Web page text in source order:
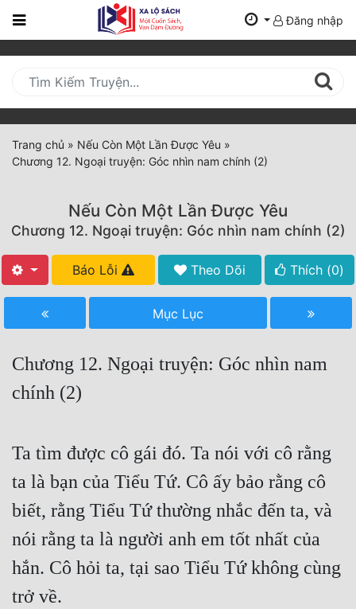
Trang
Mới
Cập
Nhật
(current)
Tất Cả
Hoàn Thành
Truyện Convert
Truyện Dịch
Truyện Nhập Môn
Truyện ngắn
Xa Lộ Dịch
Đăng nhập
Trang chủ » Nếu Còn Một Lần Được Yêu »
Chương 12. Ngoại truyện: Góc nhìn nam chính (2)
Nếu Còn Một Lần Được Yêu
Chương 12. Ngoại truyện: Góc nhìn nam chính (2)
Báo Lỗi Theo Dõi Thích (0)
Mục Lục
Chương 12. Ngoại truyện: Góc nhìn nam
chính (2)
Ta tìm được cô gái đó. Ta nói với cô rằng
ta là bạn của Tiểu Tứ. Cô ấy bảo rằng cô
biết, rằng Tiểu Tứ thường nhắc đến ta, và
nói rằng ta là người anh em tốt nhất của
hắn. Cô hỏi ta, tại sao Tiểu Tứ không cùng
trở về.